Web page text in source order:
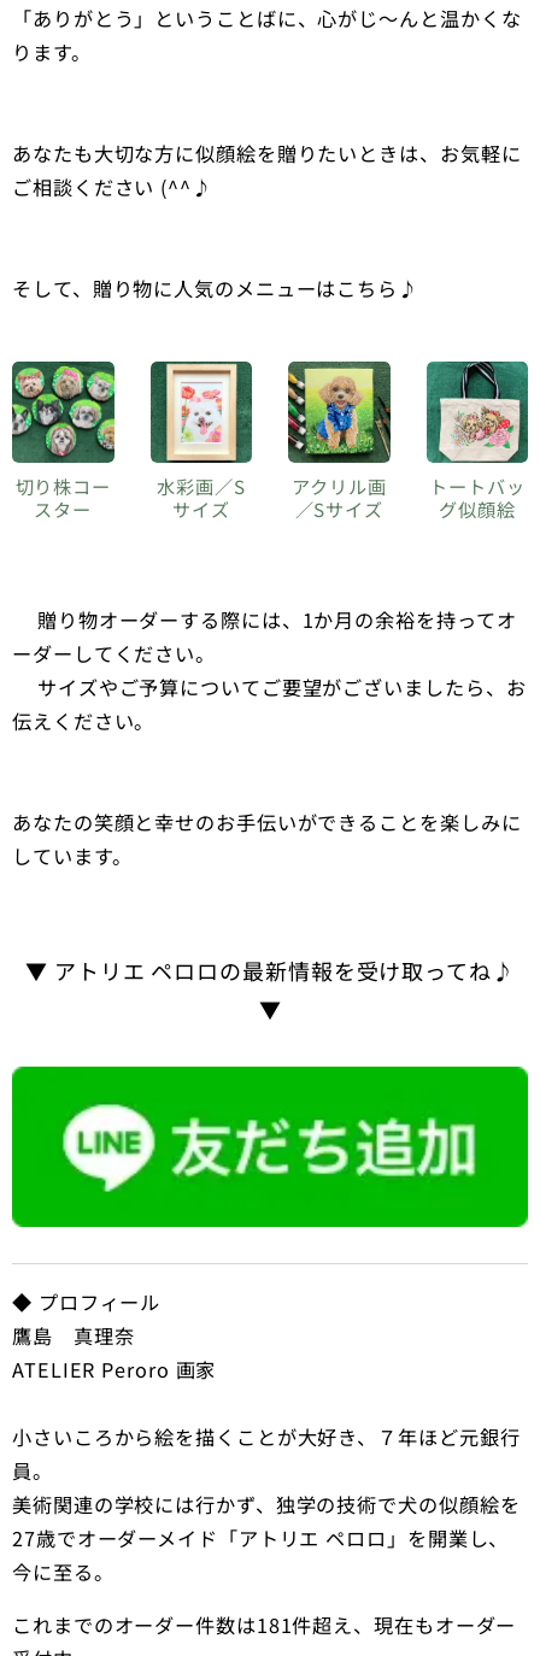
「ありがとう」ということばに、心がじ～んと温かくな
ります。
あなたも大切な方に似顔絵を贈りたいときは、お気軽に
ご相談ください (^^♪
そして、贈り物に人気のメニューはこちら♪
切り株コー
スター
水彩画／S
サイズ
アクリル画
／Sサイズ
トートバッ
グ似顔絵
✅贈り物オーダーする際には、1か月の余裕を持ってオ
ーダーしてください。
✅サイズやご予算についてご要望がございましたら、お
伝えください。
あなたの笑顔と幸せのお手伝いができることを楽しみに
しています。
▼ アトリエ ペロロの最新情報を受け取ってね♪
▼
◆ プロフィール
鷹島 真理奈
ATELIER Peroro 画家
小さいころから絵を描くことが大好き、７年ほど元銀行
員。
美術関連の学校には行かず、独学の技術で犬の似顔絵を
27歳でオーダーメイド「アトリエ ペロロ」を開業し、
今に至る。
これまでのオーダー件数は181件超え、現在もオーダー